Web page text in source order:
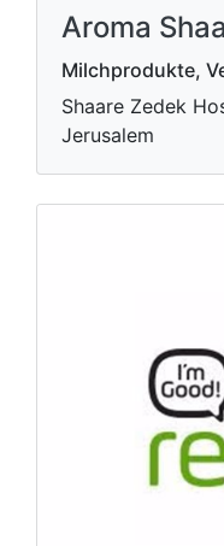
Aroma
Milchprodukte,
Shaare Zedek
Jerusalem